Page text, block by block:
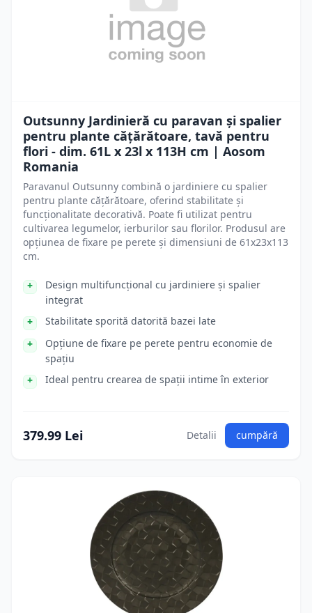
Outsunny Jardinieră cu paravan și spalier
pentru plante cățărătoare, tavă pentru
flori - dim. 61L x 23l x 113H cm | Aosom
Romania
Paravanul Outsunny combină o jardiniere cu spalier
pentru plante cățărătoare, oferind stabilitate și
funcționalitate decorativă. Poate fi utilizat pentru
cultivarea legumelor, ierburilor sau florilor. Produsul are
opțiunea de fixare pe perete și dimensiuni de 61x23x113
cm.
Design multifuncțional cu jardiniere și spalier
integrat
Stabilitate sporită datorită bazei late
Opțiune de fixare pe perete pentru economie de
spațiu
Ideal pentru crearea de spații intime în exterior
379.99 Lei Detalii cumpără